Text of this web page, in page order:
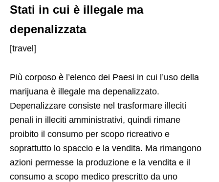
Stati in cui è illegale ma
depenalizzata
[travel]
Più corposo è l’elenco dei Paesi in cui l’uso della
marijuana è illegale ma depenalizzato.
Depenalizzare consiste nel trasformare illeciti
penali in illeciti amministrativi, quindi rimane
proibito il consumo per scopo ricreativo e
soprattutto lo spaccio e la vendita. Ma rimangono
azioni permesse la produzione e la vendita e il
consumo a scopo medico prescritto da uno